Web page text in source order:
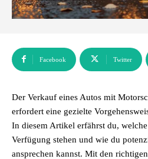
Facebook Twitter
Der Verkauf eines Autos mit
erfordert eine gezielte
In diesem Artikel erfährst du,
Verfügung stehen und wie du
ansprechen kannst. Mit den